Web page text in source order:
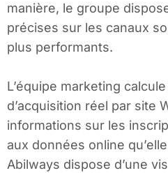
manière, le groupe
précises sur les canaux
plus performants.
L’équipe marketing
d’acquisition réel par site
informations sur les
aux données online
Abilways dispose d’une